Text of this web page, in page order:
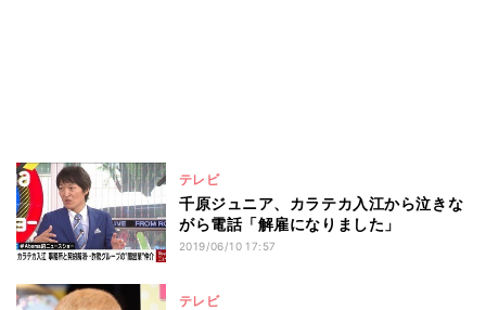
テレビ
千原ジュニア、カラテカ入江から泣きな
がら電話「解雇になりました」
2019/06/10 17:57
テレビ